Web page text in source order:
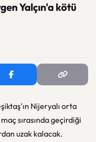
Yalçın'a kötü
Nijeryalı orta
sırasında geçirdiği
uzak kalacak.